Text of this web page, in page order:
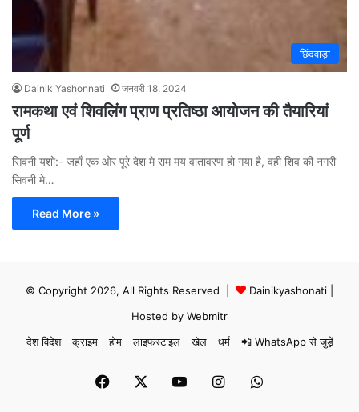
छिंदवाड़ा
Dainik Yashonnati जनवरी 18, 2024
रामकथा एवं शिवलिंग प्राण प्रतिष्ठा आयोजन की तैयारियां
पूर्ण
सिवनी यशो:- जहाँ एक ओर पूरे देश मे राम मय वातावरण हो गया है, वही शिव की नगरी
सिवनी मे…
Read More »
© Copyright 2026, All Rights Reserved | Dainikyashonati
Hosted by Webmitr
देश विदेश
क्राइम होम लाइफस्टाइल खेल धर्म 📲 WhatsApp से जुड़ें
Facebook YouTubeInstagramWhatsApp